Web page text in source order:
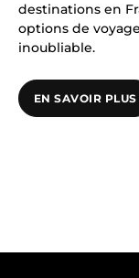
destinations en
options de
inoubliable.
EN SAVOIR PLUS